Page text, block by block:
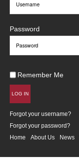
Password
Remember Me
LOG IN
Forgot your username?
Forgot your password?
Home
About Us News